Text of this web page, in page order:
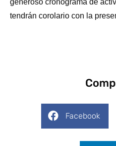
generoso cronograma de
tendrán corolario con la
Facebook